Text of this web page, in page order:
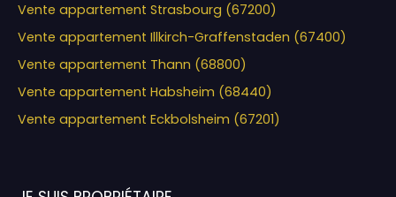
Vente appartement Strasbourg (67200)
Vente appartement Illkirch-Graffenstaden (67400)
Vente appartement Thann (68800)
Vente appartement Habsheim (68440)
Vente appartement Eckbolsheim (67201)